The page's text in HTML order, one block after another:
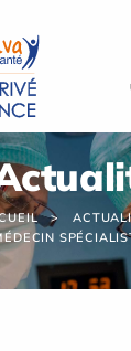
cookies